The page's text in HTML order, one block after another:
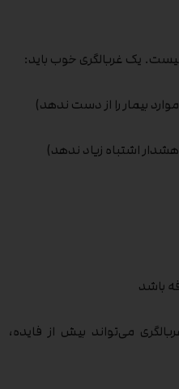
یک غربالگری خوب باید:
بیمار را از دست ندهد)
اشتباه زیاد ندهد)
باشد
می‌تواند بیش از فایده،